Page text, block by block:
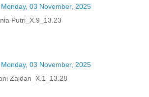
Monday, 03 November, 2025
Putri_X.9_13.23
Monday, 03 November, 2025
Zaidan_X.1_13.28